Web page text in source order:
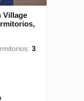
Village
3